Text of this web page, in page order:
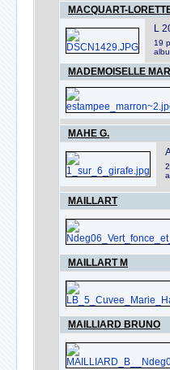
MACQUART-
L
19
MADEMOISELLE
MAHE G.
MAILLART
MAILLART M
MAILLIARD BRUNO